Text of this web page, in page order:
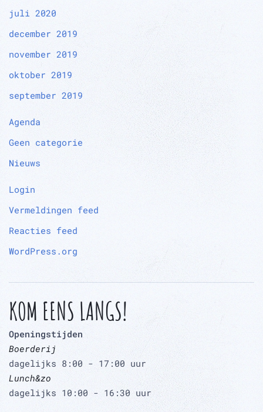
juli 2020
december 2019
november 2019
oktober 2019
september 2019
Agenda
Geen categorie
Nieuws
Login
Vermeldingen feed
Reacties feed
WordPress.org
KOM EENS LANGS!
Openingstijden
Boerderij
dagelijks 8:00 - 17:00 uur
Lunch&zo
dagelijks 10:00 - 16:30 uur